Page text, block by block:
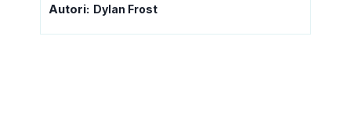
Autori: Dylan Frost